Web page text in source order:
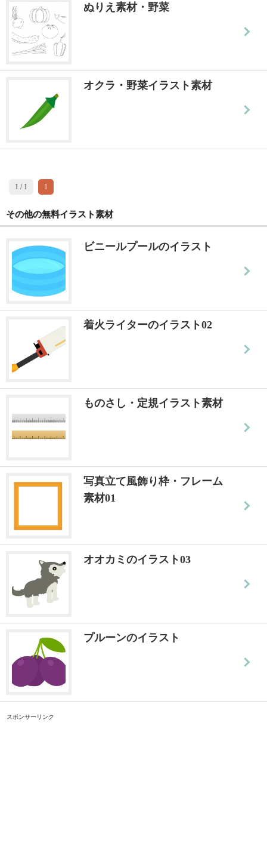
ぬりえ素材・野菜
オクラ・野菜イラスト素材
1 / 1 1
その他の無料イラスト素材
ビニールプールのイラスト
着火ライターのイラスト02
ものさし・定規イラスト素材
写真立て風飾り枠・フレーム
素材01
オオカミのイラスト03
プルーンのイラスト
スポンサーリンク